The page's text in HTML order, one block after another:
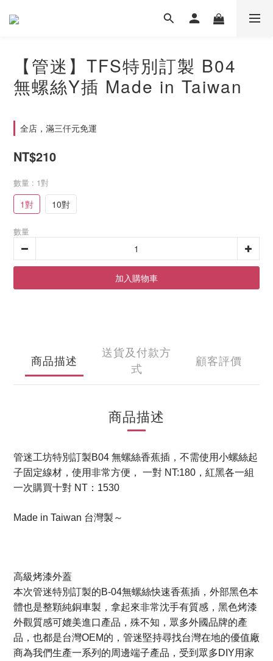
【管迷】TFS特別訂製 B04
無螺絲Y插 Made in Taiwan
全店，滿三仟元免運
NT$210
數量 : 1對
1對 10對
數量
加入購物車
商品描述
送貨及付款方
式
顧客評價
商品描述
管迷工坊特別訂製B04 無螺絲香蕉插，不需使用小螺絲起
子固定線材，使用非常方便， 一對 NT:180，紅黑各一組
一次購買十對 NT：1530
Made in Taiwan 台灣製～
高級烤漆外蓋
本次管迷特別訂製的B-04無螺絲快速香蕉插，外部黑色本
體也是整顆純銅車製，拿起來非常沈手有質感，黑色烤漆
外觀質感可媲美進口產品，殊不知，眾多外國品牌的產
品，也都是台灣OEM的，管迷堅持尋找台灣在地的優值廠
商為我們生產一系列的周邊端子產品，受到眾多DIY用家